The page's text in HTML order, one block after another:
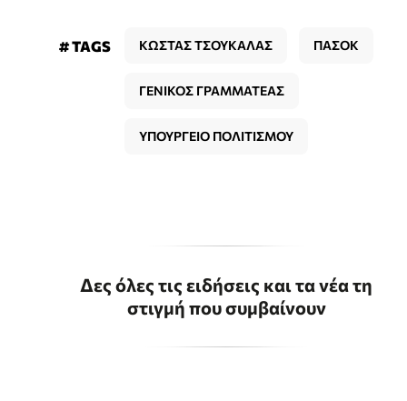
# TAGS ΚΩΣΤΑΣ ΤΣΟΥΚΑΛΑΣ ΠΑΣΟΚ
ΓΕΝΙΚΟΣ ΓΡΑΜΜΑΤΕΑΣ
ΥΠΟΥΡΓΕΙΟ ΠΟΛΙΤΙΣΜΟΥ
Δες όλες τις ειδήσεις και τα νέα τη
στιγμή που συμβαίνουν